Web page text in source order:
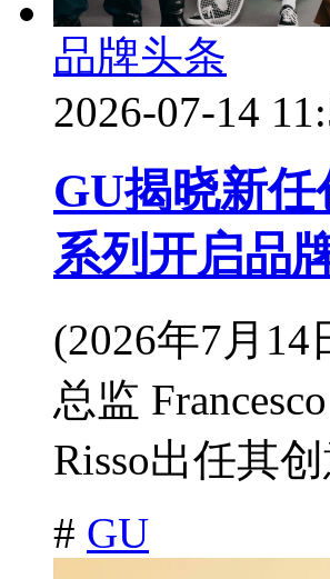
品牌头条
2026-07-14
GU揭晓新任
系列开启品
(2026年7月
总监
Risso出任其
# GU